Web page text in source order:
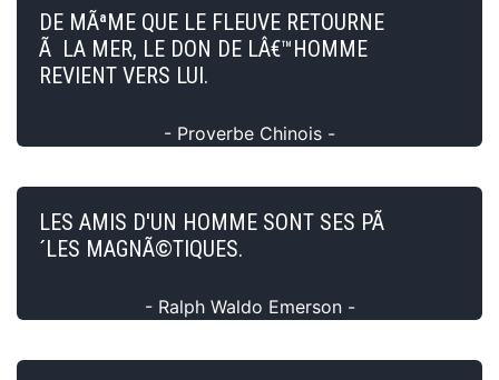
DE MÃªME QUE LE FLEUVE RETOURNE
Ã LA MER, LE DON DE LÂ€™HOMME
REVIENT VERS LUI.
- Proverbe Chinois -
LES AMIS D'UN HOMME SONT SES PÃ
´LES MAGNÃ©TIQUES.
- Ralph Waldo Emerson -